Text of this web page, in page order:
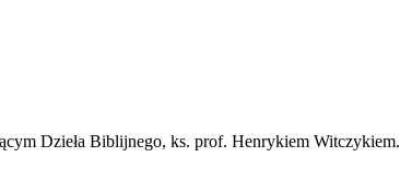
Dzieła Biblijnego, ks. prof. Henrykiem Witczykiem.